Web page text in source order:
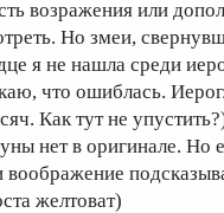
возражения или
Но змеи,
я не нашла среди
что ошиблась.
Как тут не
нет в оригинале. Но
воображение
желтоват)